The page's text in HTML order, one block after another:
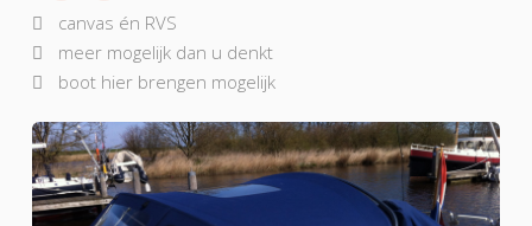
canvas én RVS
meer mogelijk dan u denkt
boot hier brengen mogelijk